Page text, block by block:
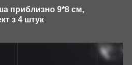
приблизно 9*8 см,
з 4 штук